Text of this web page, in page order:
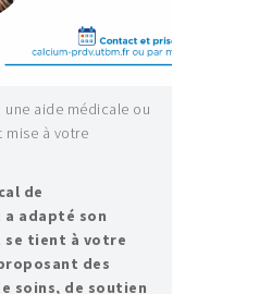
une aide médicale ou
mise à votre
de
a adapté son
tient à votre
des
soins, de soutien